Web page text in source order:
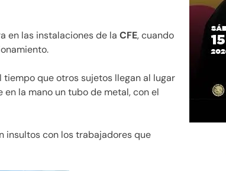
en las instalaciones de la CFE, cuando
que otros sujetos llegan al lugar
la mano un tubo de metal, con el
insultos con los trabajadores que